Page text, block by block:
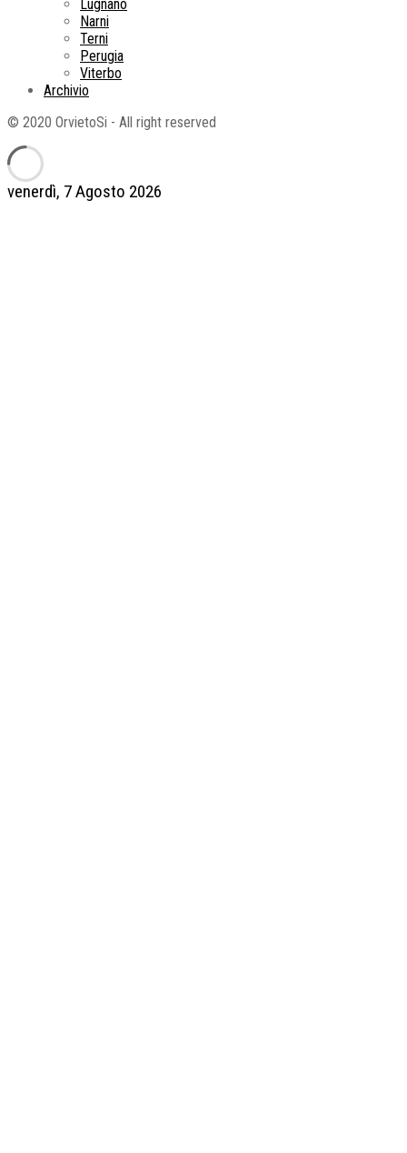
venerdì, 7 Agosto 2026
Lugnano
Narni
Terni
Perugia
Viterbo
Archivio
© 2020 OrvietoSi - All right reserved